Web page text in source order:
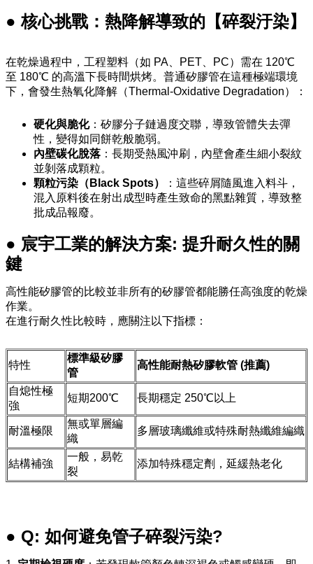
● 核心挑戰：熱降解導致的【碎裂汙染】
在乾燥過程中，工程塑料（如 PA、PET、PC）需在 120℃
至 180℃ 的高溫下長時間烘烤。普通矽膠管在這種極端環境
下，會發生熱氧化降解（Thermal-Oxidative Degradation）：
硬化與脆化：矽膠分子鏈過度交聯，導致管體失去彈
性，變得如同餅乾般脆弱。
內壁碳化脫落 ：長期受熱風沖刷，內壁會產生細小裂紋
並剝落成顆粒。
顆粒污染（Black Spots）
：這些碎屑隨風進入料斗，
混入原料後在射出成型時產生致命的黑點雜質，導致整
批成品報廢。
● 宸宇工業的解決方案: 提升耐久性的關
鍵
高性能矽膠管的比較並非所有的矽膠管都能勝任高強度的乾燥
作業。
在進行耐久性比較時，應關注以下指標：
特性
標準級矽膠
管
高性能耐熱矽膠軟管 (推薦)
自熄性極
強
短期200℃ 長期穩定 250℃以上
耐溫極限
無或單層編
織
多層玻璃纖維或特殊耐熱纖維編織
結構補強
一般，易乾
裂
添加特殊穩定劑，延緩熱老化
● Q: 如何避免管子碎裂污染?